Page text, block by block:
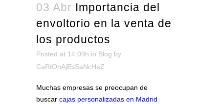
03 Abr Importancia del
envoltorio en la venta de
los productos
Posted at 14:09h in Blog by
CaRtOnAjEsSaNcHeZ
Muchas empresas se preocupan de
buscar cajas personalizadas en Madrid